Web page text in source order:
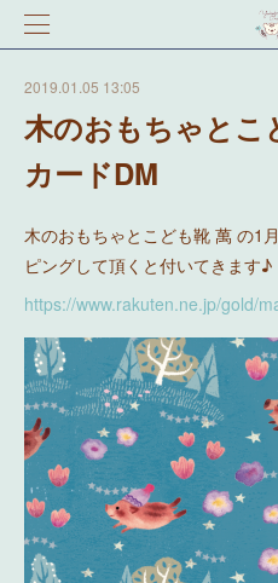
2019.01.05 13:05
木のおもちゃとこ
カードDM
木のおもちゃとこども靴 萬 の1
ピングして頂くと付いてきます♪
https://www.rakuten.ne.jp/gold/